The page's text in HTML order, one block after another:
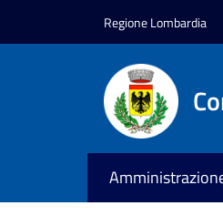
Regione Lombardia